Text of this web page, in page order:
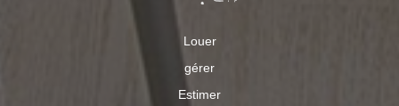
Louer
gérer
Estimer